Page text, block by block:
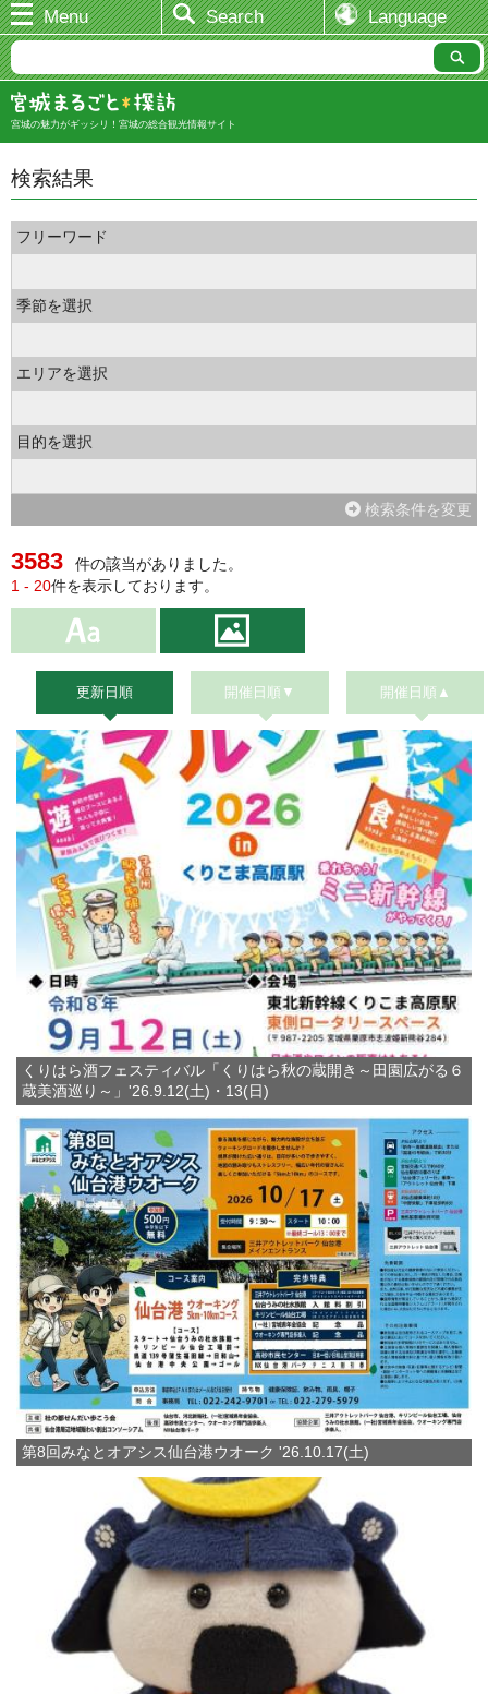
Menu Search Language
宮城の魅力がギッシリ！宮城の総合観光情報サイト
検索結果
フリーワード
季節を選択
エリアを選択
目的を選択
検索条件を変更
3583
件の該当がありました。
1 - 20件を表示しております。
更新日順 開催日順▼ 開催日順▲
くりはら酒フェスティバル「くりはら秋の蔵開き～田園広がる６
蔵美酒巡り～」'26.9.12(土)・13(日)
第8回みなとオアシス仙台港ウオーク '26.10.17(土)